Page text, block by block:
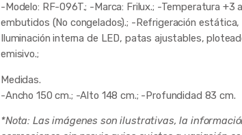
-Modelo: RF-096T.; -Marca: Frilux.; -Temperatura +3
embutidos (No congelados).; -Refrigeración estática,
Iluminación interna de LED, patas ajustables,
emisivo.;
Medidas.
-Ancho 150 cm.; -Alto 148 cm.; -Profundidad 83 cm.
*Nota: Las imágenes son ilustrativas, la